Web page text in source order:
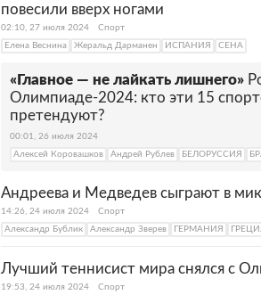
повесили вверх ногами
02:10, 27 июля 2024
Спорт
Елена Веснина
Жеральд Дарманен ИСПАНИЯ СЕНА
«Главное — не лайкать лишнего»
Олимпиаде-2024: кто эти 15
претендуют?
00:01, 26 июля 2024
Алексей Коровашков
Андрей Рублев БЕЛОРУССИЯ
Андреева и Медведев сыграют в
14:26, 24 июля 2024
Спорт
Александр Бублик
Александр Зверев ГЕРМАНИЯ
Лучший теннисист мира снялся с
19:53, 24 июля 2024
Спорт